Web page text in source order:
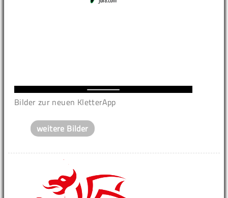
Bilder zur neuen KletterApp
weitere Bilder